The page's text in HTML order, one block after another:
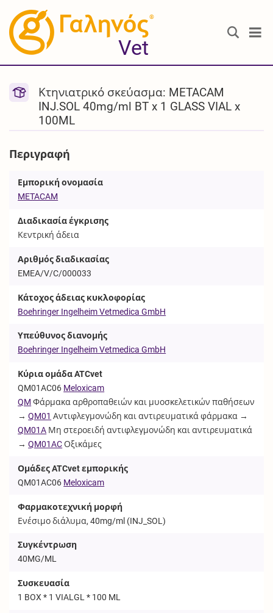
®
Vet
Κτηνιατρικό σκεύασμα: METACAM
INJ.SOL 40mg/ml BT x 1 GLASS VIAL x
100ML
Περιγραφή
Εμπορική ονομασία
METACAM
Διαδικασία έγκρισης
Κεντρική άδεια
Αριθμός διαδικασίας
EMEA/V/C/000033
Κάτοχος άδειας κυκλοφορίας
Boehringer Ingelheim Vetmedica GmbH
Υπεύθυνος διανομής
Boehringer Ingelheim Vetmedica GmbH
Κύρια ομάδα ATCvet
QM01AC06 Meloxicam
QM Φάρμακα αρθροπαθειών και μυοσκελετικών παθήσεων
→QM01 Αντιφλεγμονώδη και αντιρευματικά φάρμακα →
QM01A Μη στεροειδή αντιφλεγμονώδη και αντιρευματικά
→QM01AC Οξικάμες
Ομάδες ATCvet εμπορικής
QM01AC06 Meloxicam
Φαρμακοτεχνική μορφή
Ενέσιμο διάλυμα, 40mg/ml (INJ_SOL)
Συγκέντρωση
40MG/ML
Συσκευασία
1 BOX * 1 VIALGL * 100 ML